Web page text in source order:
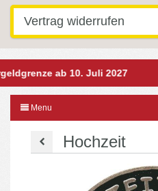
Vertrag widerrufen
ab 10. Juli 2027
Menu
Hochzeit